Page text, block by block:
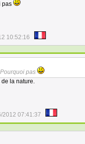
pas
10:52:16
pas
la nature.
2012 07:41:37